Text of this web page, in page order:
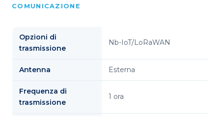
COMUNICAZIONE
Opzioni di
trasmissione
Nb-IoT/LoRaWAN
Antenna Esterna
Frequenza di
trasmissione
1 ora